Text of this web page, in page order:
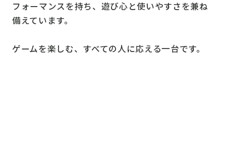
フォーマンスを持ち、遊び心と使いやすさを兼ね
備えています。
ゲームを楽しむ、すべての人に応える一台です。